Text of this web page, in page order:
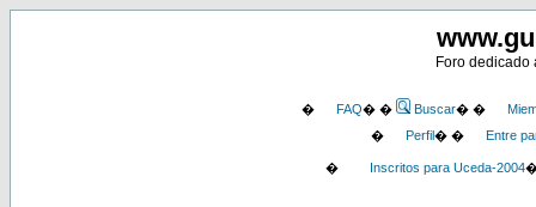
Foro dedicado
� FAQ� � Buscar� �
�
Perfil� � Entre
� Inscritos para Uceda-2004